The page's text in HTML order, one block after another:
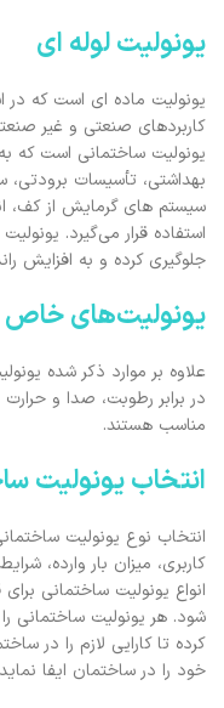
یونولیت لوله ای
یونولیت ماده ‌ای است که
کاربردهای صنعتی و غیر
یونولیت ساختمانی است
بهداشتی، تأسیسات
سیستم‌ های گرمایش از کف،
استفاده قرار می‌گیرد.
جلوگیری کرده و به افزایش
یونولیت‌های خاص
علاوه بر موارد ذکر شده
در برابر رطوبت، صدا و
مناسب هستند.
انتخاب یونولیت
انتخاب نوع یونولیت
کاربری، میزان بار وارده،
انواع یونولیت ساختمانی
شود. هر یونولیت ساختمانی
کرده تا کارایی لازم را در
خود را در ساختمان ایفا